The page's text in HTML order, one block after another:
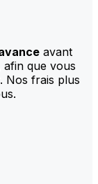
avant
que vous
Nos frais plus